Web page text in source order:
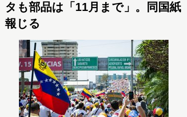
タも部品は「11月まで」。同国紙
報じる